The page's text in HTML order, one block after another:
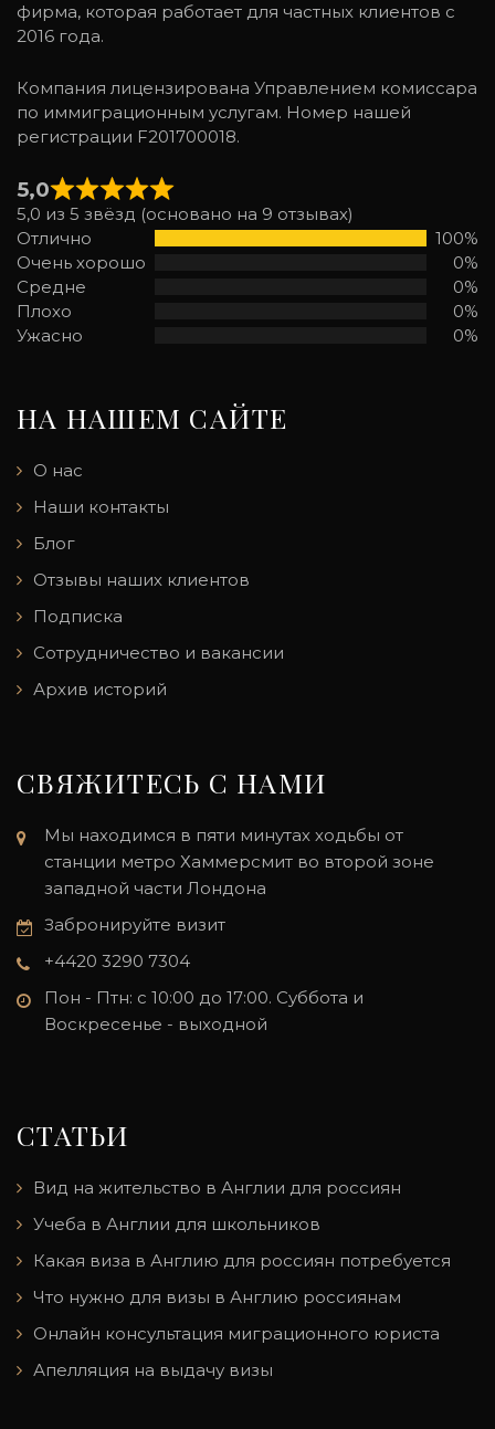
фирма, которая работает для частных клиентов с
2016 года.
Компания лицензирована Управлением комиссара
по иммиграционным услугам. Номер нашей
регистрации F201700018.
5,0
5,0 из 5 звёзд (основано на 9 отзывах)
Отлично
100%
Очень хорошо
0%
Средне
0%
Плохо
0%
Ужасно
0%
НА НАШЕМ САЙТЕ
О нас
Наши контакты
Блог
Отзывы наших клиентов
Подписка
Сотрудничество и вакансии
Архив историй
СВЯЖИТЕСЬ С НАМИ
Мы находимся в пяти минутах ходьбы от
станции метро Хаммерсмит во второй зоне
западной части Лондона
Забронируйте визит
+4420 3290 7304
Пон - Птн: с 10:00 до 17:00. Суббота и
Воскресенье - выходной
СТАТЬИ
Вид на жительство в Англии для россиян
Учеба в Англии для школьников
Какая виза в Англию для россиян потребуется
Что нужно для визы в Англию россиянам
Онлайн консультация миграционного юриста
Апелляция на выдачу визы